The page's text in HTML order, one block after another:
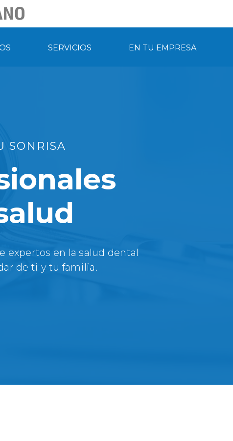
SERVICIOS EN TU EMPRESA
SONRISA
expertos en la salud dental
de ti y tu familia.